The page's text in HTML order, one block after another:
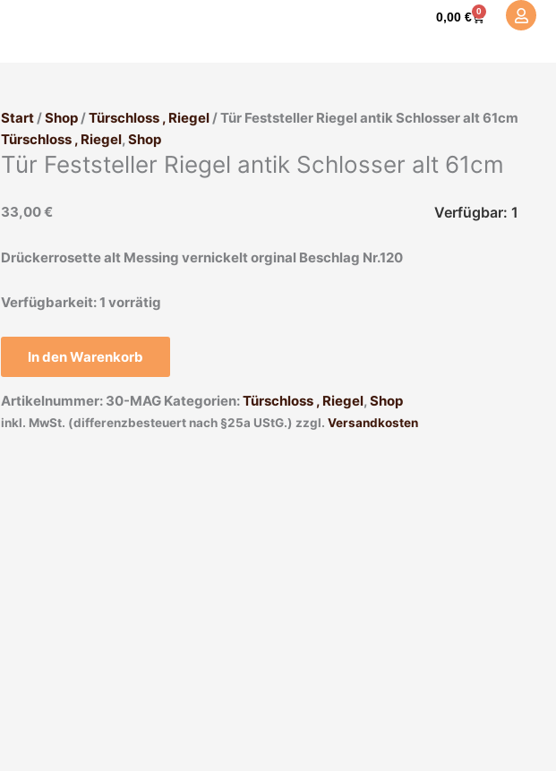
0,00 € 0
Warenkorb
Start/Shop/Türschloss , Riegel/ Tür Feststeller Riegel antik Schlosser alt 61cm
Türschloss , Riegel,Shop
Tür Feststeller Riegel antik Schlosser alt 61cm
33,00€ Verfügbar: 1
Drückerrosette alt Messing vernickelt orginal Beschlag Nr.120
Verfügbarkeit:1 vorrätig
alt
61cm
Menge
In den Warenkorb
Artikelnummer: 30-MAG Kategorien:Türschloss , Riegel,Shop
inkl. MwSt. (differenzbesteuert nach §25a UStG.) zzgl. Versandkosten